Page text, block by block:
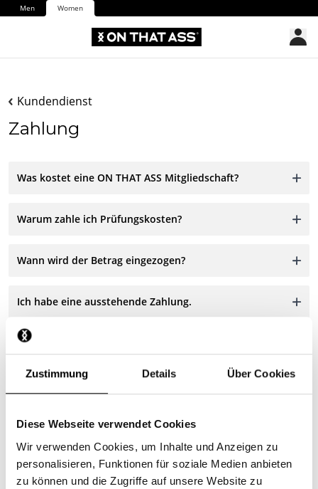
Zustimmung Details Über Cookies
Diese Webseite verwendet Cookies
Wir verwenden Cookies, um Inhalte und Anzeigen zu
personalisieren, Funktionen für soziale Medien anbieten
zu können und die Zugriffe auf unsere Website zu
Men Women
Kundendienst
Zahlung
Was kostet eine ON THAT ASS Mitgliedschaft?
Warum zahle ich Prüfungskosten?
Wann wird der Betrag eingezogen?
Ich habe eine ausstehende Zahlung.
Wie stoppe ich eine Abbuchung?
Ich habe bezahlt, aber noch nichts empfangen.